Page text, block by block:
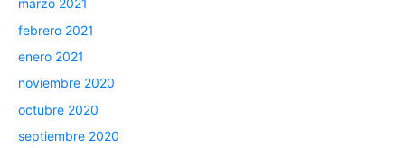
marzo 2021
febrero 2021
enero 2021
noviembre 2020
octubre 2020
septiembre 2020